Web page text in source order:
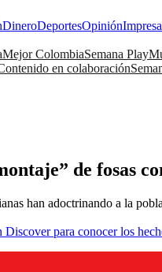
DineroDeportesOpiniónImpresa
Mejor ColombiaSemana Play
en colaboración
de fosas
han adoctrinando a la
Discover para conocer los